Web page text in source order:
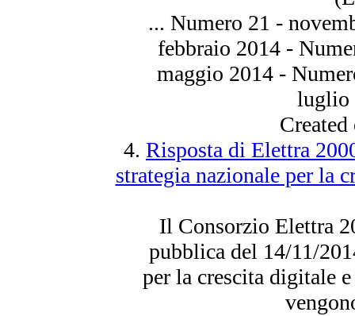
... Numero 21 -
febbraio 2014-
maggio 2014-
luglio
4. Risposta di Elettra
strategia nazionale per la
Il Consorzio Elettra
pubblica del 14/11/
per la crescita digitale